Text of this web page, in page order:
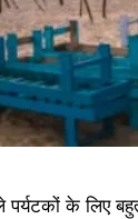
के लिए